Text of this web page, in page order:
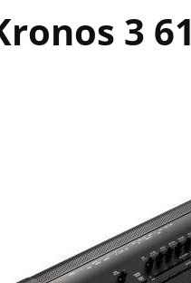
3 61